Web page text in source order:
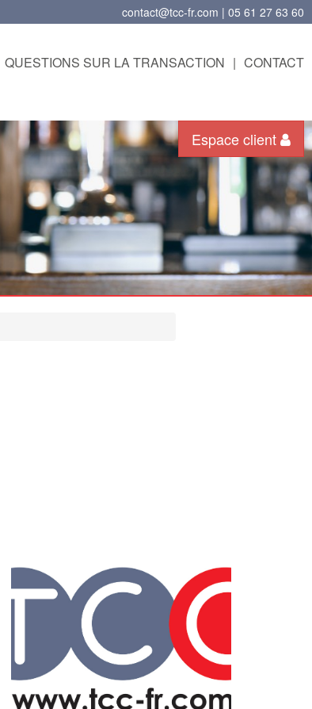
contact@tcc-fr.com | 05 61 27 63 60
QUESTIONS SUR LA TRANSACTION | CONTACT
Espace client